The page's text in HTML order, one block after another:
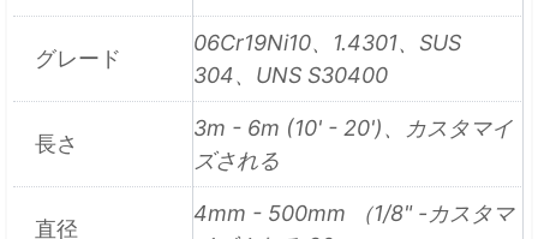
グレード
06Cr19Ni10、1.4301、SUS
304、UNS S30400
長さ
3m - 6m (10' - 20')、カスタマイ
ズされる
直径
4mm - 500mm （1/8" -カスタマ